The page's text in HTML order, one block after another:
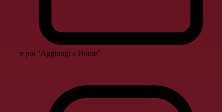
e poi "Aggiungi a Home"